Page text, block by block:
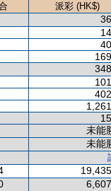
派彩 (HK$)
未能
未能